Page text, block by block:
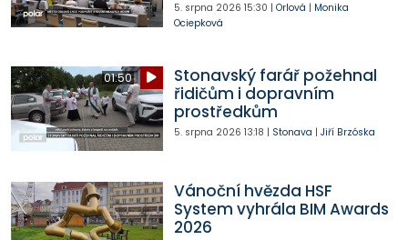
5. srpna 2026 15:30 | Orlová | Monika
Ociepková
01:50
Stonavský farář požehnal
řidičům i dopravním
prostředkům
5. srpna 2026 13:18 | Stonava | Jiří Brzóska
Vánoční hvězda HSF
System vyhrála BIM Awards
2026